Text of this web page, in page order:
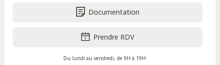
Documentation
Prendre RDV
Du lundi au vendredi, de 9H à 19H